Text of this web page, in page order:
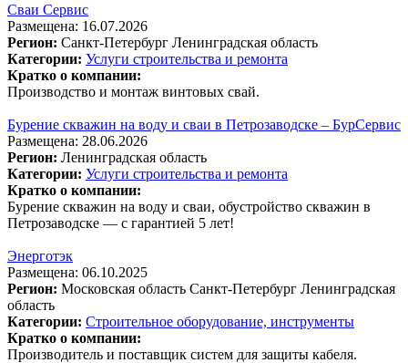
Сваи Сервис
Размещена: 16.07.2026
Регион: Санкт-Петербург Ленинградская область
Категории: Услуги строительства и ремонта
Кратко о компании:
Производство и монтаж винтовых свай.
Бурение скважин на воду и сваи в Петрозаводске – БурСервис
Размещена: 28.06.2026
Регион: Ленинградская область
Категории: Услуги строительства и ремонта
Кратко о компании:
Бурение скважин на воду и сваи, обустройство скважин в
Петрозаводске — с гарантией 5 лет!
Энерготэк
Размещена: 06.10.2025
Регион: Московская область Санкт-Петербург Ленинградская
область
Категории: Строительное оборудование, инструменты
Кратко о компании:
Производитель и поставщик систем для защиты кабеля.